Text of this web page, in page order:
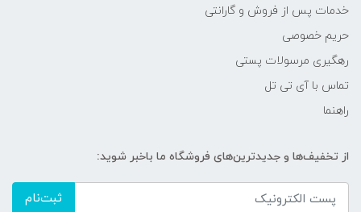
خدمات پس از فروش و گارانتی
حریم خصوصی
رهگیری مرسولات پستی
تماس با آی تی تل
راهنما
از تخفیف‌ها و جدیدترین‌های فروشگاه ما باخبر شوید:
ثبت‌نام